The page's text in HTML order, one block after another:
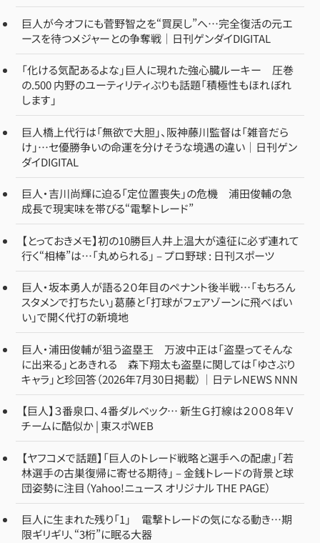
巨人が今オフにも菅野智之を“買戻し”へ…完全復活の元エ
ースを待つメジャーとの争奪戦｜日刊ゲンダイDIGITAL
「化ける気配あるよな」巨人に現れた強心臓ルーキー 圧巻
の.500 内野のユーティリティぶりも話題「積極性もほれぼれ
します」
巨人橋上代行は「無欲で大胆」、阪神藤川監督は「雑音だら
け」…セ優勝争いの命運を分けそうな境遇の違い｜日刊ゲン
ダイDIGITAL
巨人・吉川尚輝に迫る「定位置喪失」の危機 浦田俊輔の急
成長で現実味を帯びる“電撃トレード”
【とっておきメモ】初の10勝巨人井上温大が遠征に必ず連れて
行く“相棒”は…「丸められる」 – プロ野球 : 日刊スポーツ
巨人・坂本勇人が語る２０年目のペナント後半戦…「もちろん
スタメンで打ちたい」葛藤と「打球がフェアゾーンに飛べばい
い」で開く代打の新境地
巨人・浦田俊輔が狙う盗塁王 万波中正は「盗塁ってそんな
に出来る」とあきれる 森下翔太も盗塁に関しては「ゆさぶり
キャラ」と珍回答（2026年7月30日掲載）｜日テレNEWS NNN
【巨人】３番泉口、４番ダルベック… 新生Ｇ打線は２００８年Ｖ
チームに酷似か | 東スポWEB
【ヤフコメで話題】「巨人のトレード戦略と選手への配慮」「若
林選手の古巣復帰に寄せる期待」 – 金銭トレードの背景と球
団姿勢に注目（Yahoo!ニュース オリジナル THE PAGE）
巨人に生まれた残り「1」 電撃トレードの気になる動き…期
限ギリギリ、“3桁”に眠る大器